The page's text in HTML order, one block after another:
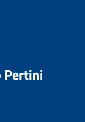
Pertini